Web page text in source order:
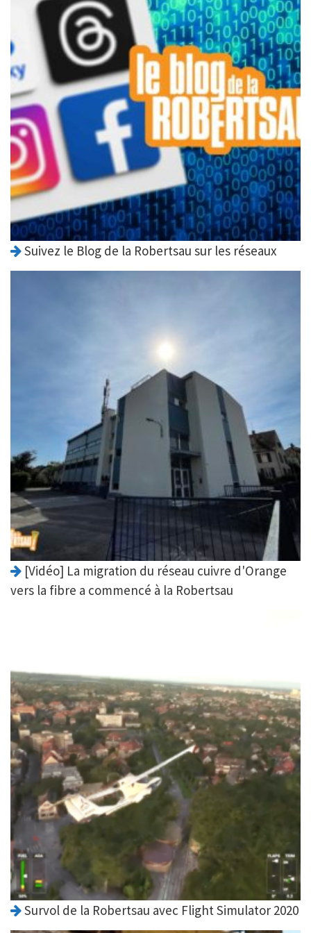
Suivez le Blog de la Robertsau sur les réseaux
[Vidéo] La migration du réseau cuivre d'Orange
vers la fibre a commencé à la Robertsau
Survol de la Robertsau avec Flight Simulator 2020